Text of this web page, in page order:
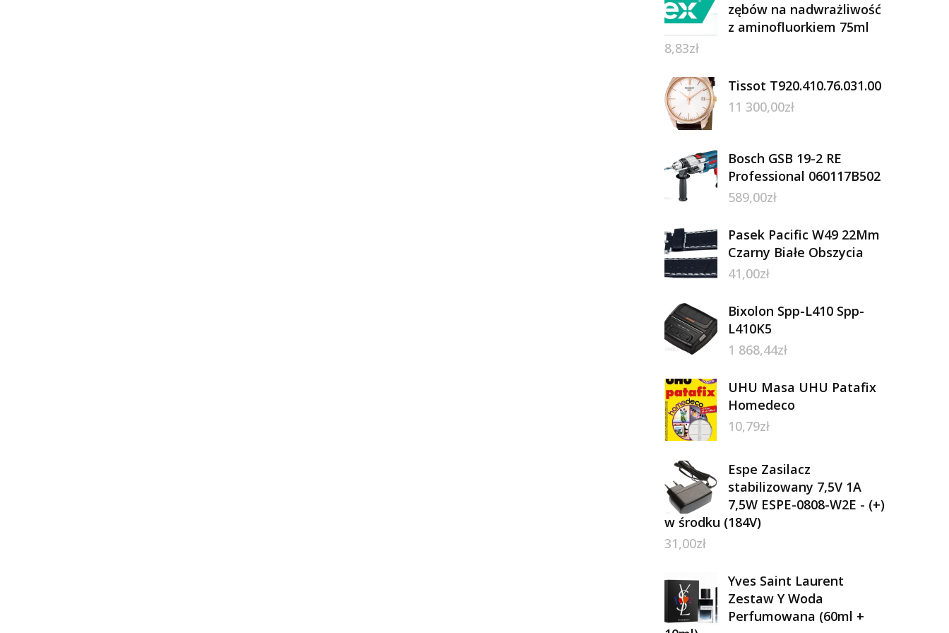
zębów na nadwrażliwość
z aminofluorkiem 75ml
8,83zł
Tissot T920.410.76.031.00
11 300,00zł
Bosch GSB 19-2 RE
Professional 060117B502
589,00zł
Pasek Pacific W49 22Mm
Czarny Białe Obszycia
41,00zł
Bixolon Spp-L410 Spp-
L410K5
1 868,44zł
UHU Masa UHU Patafix
Homedeco
10,79zł
Espe Zasilacz
stabilizowany 7,5V 1A
7,5W ESPE-0808-W2E - (+)
w środku (184V)
31,00zł
Yves Saint Laurent
Zestaw Y Woda
Perfumowana (60ml +